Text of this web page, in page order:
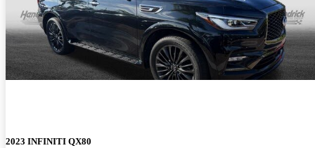
2023 INFINITI QX80